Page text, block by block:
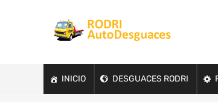
INICIO DESGUACES RODRI